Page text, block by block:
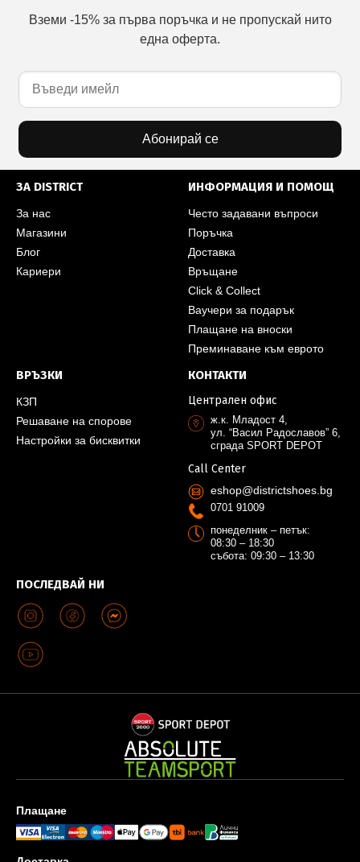
Вземи -15% за първа поръчка и не пропускай нито
една оферта.
Абонирай се
ЗА DISTRICT
За нас
Магазини
Блог
Кариери
ИНФОРМАЦИЯ И ПОМОЩ
Често задавани въпроси
Поръчка
Доставка
Връщане
Click & Collect
Ваучери за подарък
Плащане на вноски
Преминаване към еврото
ВРЪЗКИ
КЗП
Решаване на спорове
Настройки за бисквитки
ПОСЛЕДВАЙ НИ
КОНТАКТИ
Централен офис
ж.к. Младост 4,
ул. “Васил Радославов” 6,
сграда SPORT DEPOT
Call Center
eshop@districtshoes.bg
0701 91009
понеделник – петък:
08:30 – 18:30
събота: 09:30 – 13:30
Плащане